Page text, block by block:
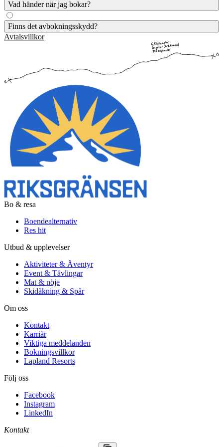
till att ta en paus om du behöver.
Vad händer när jag bokar?
När du bokat kommer aktiviteten in i vårt system och du får en
bekräftelse på din bokning. I bokningsbekräftelsen får du mer
information.
Finns det avbokningsskydd?
På våra guidade aktiviteter har vi inget specifikt avbokningsskydd,
men alla aktiviteter som avbokas 29 dagar från datumet för
aktivitetens genomförande ger full återbetalning, fram till 24h innan
genomförande ges 10% återbetalning. Inom 24h eller vid no-show
utgår ingen återbetalning om inget annat angivits som att betalningen
är bindande vid exempelvis specifika kurser.
Avtalsvillkor
Bo & resa
Boendealternativ
Res hit
Utbud & upplevelser
Aktiviteter & Äventyr
Event & Tävlingar
Mat & nöje
Skidåkning & Spår
Om oss
Kontakt
Karriär
Viktiga meddelanden
Bokningsvillkor
Lapland Resorts
Följ oss
Facebook
Instagram
LinkedIn
Kontakt